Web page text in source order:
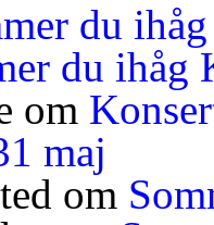
du
du ihåg
om
maj
om